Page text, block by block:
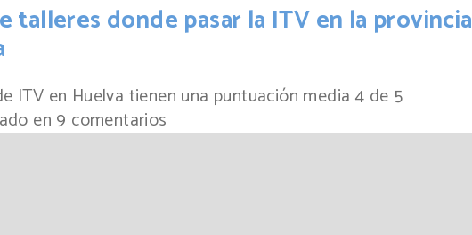
talleres donde pasar la ITV en la provincia
ITV en Huelva tienen una puntuación media 4 de 5
en 9 comentarios